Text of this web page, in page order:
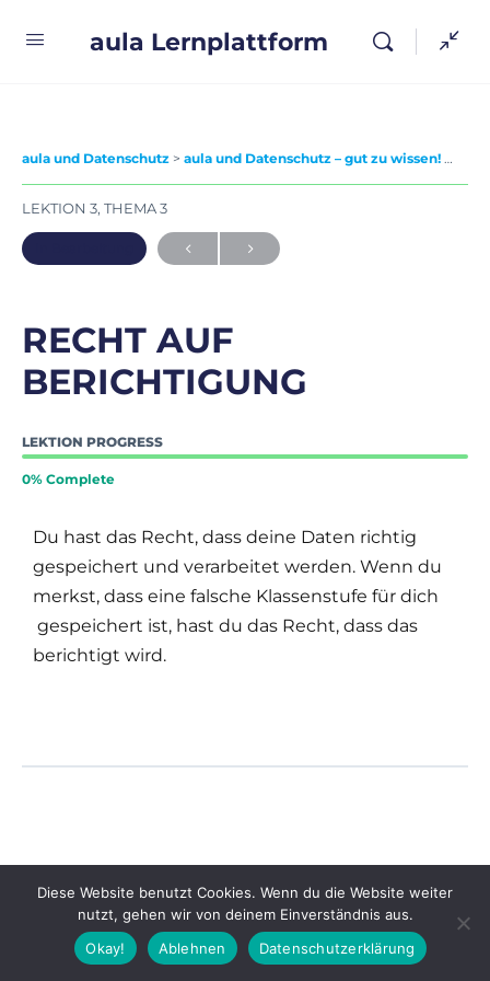
aula Lernplattform
aula und Datenschutz aula und Datenschutz – gut zu wissen!
LEKTION 3, THEMA 3
RECHT AUF
BERICHTIGUNG
LEKTION PROGRESS
0% Complete
Du hast das Recht, dass deine Daten richtig
gespeichert und verarbeitet werden. Wenn du
merkst, dass eine falsche Klassenstufe für dich
gespeichert ist, hast du das Recht, dass das
berichtigt wird.
Diese Website benutzt Cookies. Wenn du die Website weiter
nutzt, gehen wir von deinem Einverständnis aus.
Okay!
Ablehnen Datenschutzerklärung